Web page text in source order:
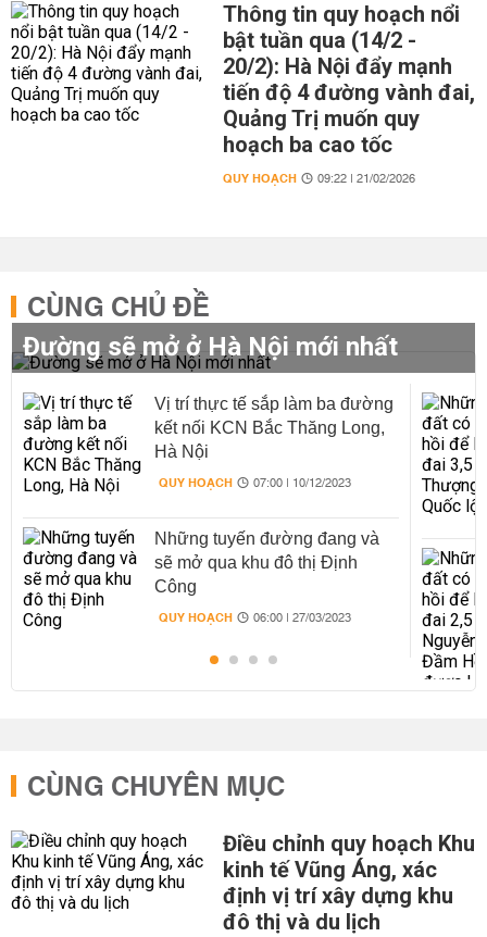
Thông tin quy hoạch nổi
bật tuần qua (14/2 -
20/2): Hà Nội đẩy mạnh
tiến độ 4 đường vành đai,
Quảng Trị muốn quy
hoạch ba cao tốc
QUY HOẠCH 09:22 | 21/02/2026
CÙNG CHỦ ĐỀ
Đường sẽ mở ở Hà Nội mới nhất
Vị trí thực tế sắp làm ba đường
kết nối KCN Bắc Thăng Long,
Hà Nội
QUY HOẠCH 07:00 | 10/12/2023
Những tuyến đường đang và
sẽ mở qua khu đô thị Định
Công
QUY HOẠCH 06:00 | 27/03/2023
CÙNG CHUYÊN MỤC
Điều chỉnh quy hoạch Khu
kinh tế Vũng Áng, xác
định vị trí xây dựng khu
đô thị và du lịch